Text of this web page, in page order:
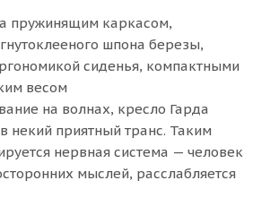
пружинящим каркасом,
шпона березы,
сиденья, компактными
весом
на волнах, кресло Гарда
некий приятный транс. Таким
нервная система — человек
мыслей, расслабляется